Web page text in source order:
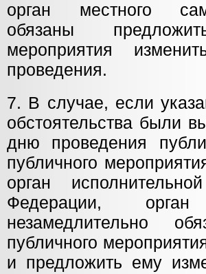
орган местного
обязаны
мероприятия
проведения.
7. В случае, если
обстоятельства были
дню проведения
публичного
орган
Федерации, орган
незамедлительно
публичного
и предложить ему